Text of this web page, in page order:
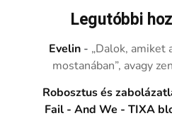
Legutóbbi
Evelin - „Dalok,
mostanában”, avagy
Robosztus és
Fail - And We - TIXA